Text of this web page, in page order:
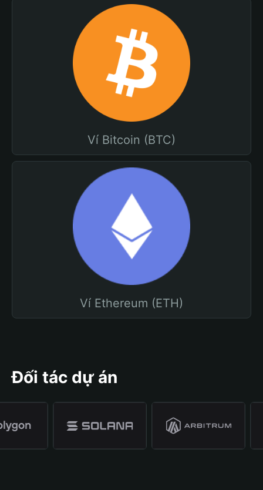
Ví Bitcoin (BTC)
Ví Ethereum (ETH)
Đối tác dự án